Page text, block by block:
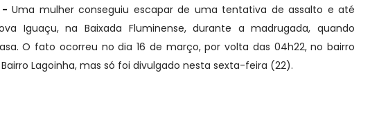
- Uma mulher conseguiu escapar de uma tentativa de assalto e até
Iguaçu, na Baixada Fluminense, durante a madrugada, quando
O fato ocorreu no dia 16 de março, por volta das 04h22, no bairro
Lagoinha, mas só foi divulgado nesta sexta-feira (22).